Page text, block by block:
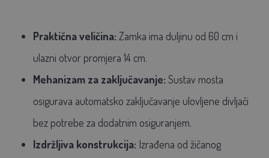
Praktična veličina: Zamka ima duljinu od 60 cm i
ulazni otvor promjera 14 cm.
Mehanizam za zaključavanje: Sustav mosta
osigurava automatsko zaključavanje ulovljene divljači
bez potrebe za dodatnim osiguranjem.
Izdržljiva konstrukcija: Izrađena od žičanog